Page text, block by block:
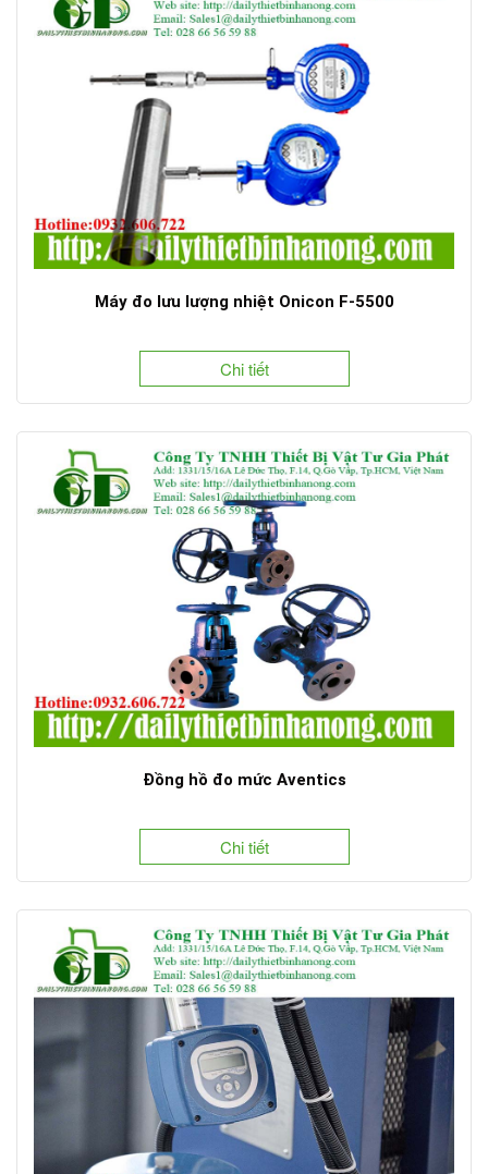
Máy đo lưu lượng nhiệt Onicon F-5500
Chi tiết
Đồng hồ đo mức Aventics
Chi tiết